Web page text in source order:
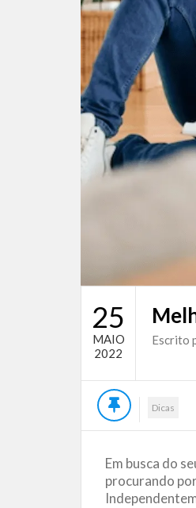
25
MAIO
2022
Escrito
Dicas
Em busca do
procurando